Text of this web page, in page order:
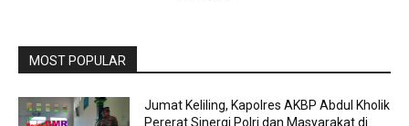
MOST POPULAR
Jumat Keliling, Kapolres AKBP Abdul Kholik
Pererat Sinergi Polri dan Masyarakat di